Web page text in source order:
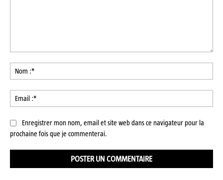
:*
:*
Enregistrer mon nom, email et site web dans ce navigateur pour la
prochaine fois que je commenterai.